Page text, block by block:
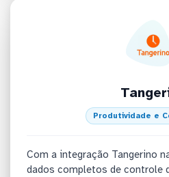
Produtividade e
Com a integração Tangerino
dados completos de controle